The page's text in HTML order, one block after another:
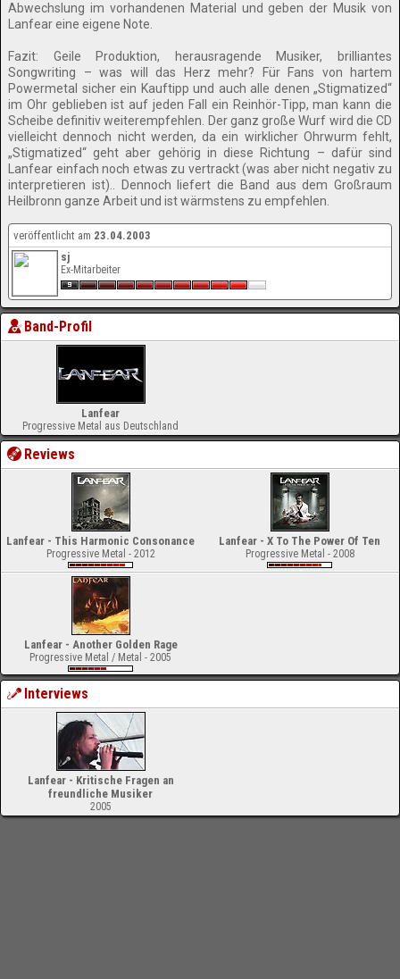
Abwechslung im vorhandenen Material und geben der Musik von
Lanfear eine eigene Note.
Fazit: Geile Produktion, herausragende Musiker, brilliantes
Songwriting – was will das Herz mehr? Für Fans von hartem
Powermetal sicher ein Kauftipp und auch alle denen „Stigmatized“
im Ohr geblieben ist auf jeden Fall ein Reinhör-Tipp, man kann die
Scheibe definitiv weiterempfehlen. Der ganz große Wurf wird die CD
vielleicht dennoch nicht werden, da ein wirklicher Ohrwurm fehlt,
„Stigmatized“ geht aber gehörig in diese Richtung – dafür sind
Lanfear einfach noch etwas zu vertrackt (was aber nicht negativ zu
interpretieren ist).. Dennoch liefert die Band aus dem Großraum
Heilbronn ganze Arbeit und ist wärmstens zu empfehlen.
veröffentlicht am 23.04.2003
sj
Ex-Mitarbeiter
Band-Profil
Lanfear
Progressive Metal aus Deutschland
Reviews
Lanfear - This Harmonic Consonance
Progressive Metal - 2012
Lanfear - X To The Power Of Ten
Progressive Metal - 2008
Lanfear - Another Golden Rage
Progressive Metal / Metal - 2005
Interviews
Lanfear - Kritische Fragen an
freundliche Musiker
2005